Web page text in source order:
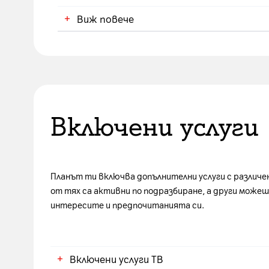
Виж повече
Select
Включени услуги
Планът ти включва допълнителни услуги с
от тях са активни по подразбиране, а други
интересите и предпочитанията си.
Включени услуги ТВ